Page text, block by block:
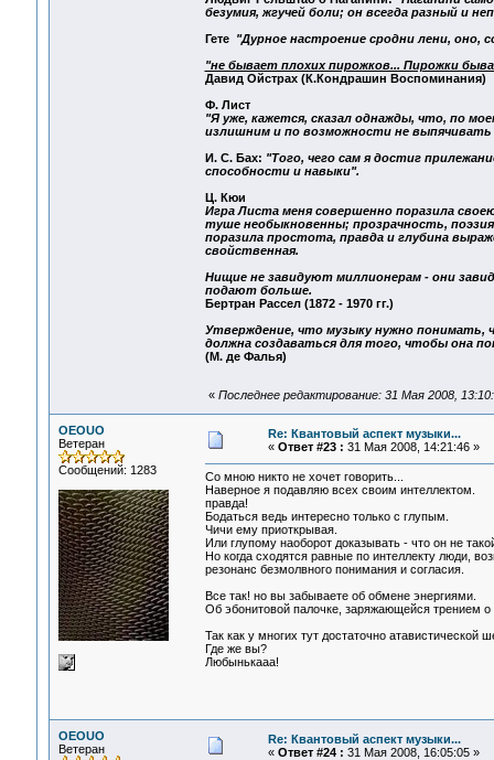
безумия, жгучей боли; он всегда разный и
Гете "Дурное настроение сродни лени, оно,
"не бывает плохих пирожков... Пирожки
Давид Ойстрах (К.Кондрашин Воспоминания)
Ф. Лист
"Я уже, кажется, сказал однажды, что, по
излишним и по возможности не
И. С. Бах: "Того, чего сам я достиг
способности и навыки".
Ц. Кюи
Игра Листа меня совершенно поразила
туше необыкновенны; прозрачность,
поразила простота, правда и глубина
свойственная.
Нищие не завидуют миллионерам - они
подают больше.
Бертран Рассел (1872 - 1970 гг.)
Утверждение, что музыку нужно понимать,
должна создаваться для того, чтобы она
(М. де Фалья)
« Последнее редактирование: 31 Мая 2008,
OEOUO
Ветеран
Сообщений: 1283
Re: Квантовый аспект музыки...
« Ответ #23 : 31 Мая 2008, 14:21:46 »
Со мною никто не хочет говорить...
Наверное я подавляю всех своим интеллектом.
правда!
Бодаться ведь интересно только с глупым.
Чичи ему приоткрывая.
Или глупому наоборот доказывать - что он не
Но когда сходятся равные по интеллекту люди,
резонанс безмолвного понимания и согласия.
Все так! но вы забываете об обмене энергиями.
Об эбонитовой палочке, заряжающейся трением
Так как у многих тут достаточно атавистической
Где же вы?
Любынькааа!
OEOUO
Ветеран
Re: Квантовый аспект музыки...
« Ответ #24 : 31 Мая 2008, 16:05:05 »